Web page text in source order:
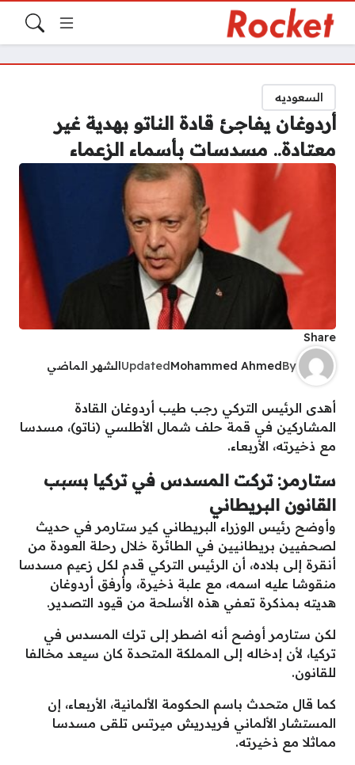
السعوديه
أردوغان يفاجئ قادة الناتو بهدية غير
معتادة.. مسدسات بأسماء الزعماء
Share
By
Mohammed Ahmed
Updatedالشهر الماضي
أهدى الرئيس التركي رجب طيب أردوغان القادة
المشاركين في قمة حلف شمال الأطلسي (ناتو)، مسدسا
مع ذخيرته، الأربعاء.
ستارمر: تركت المسدس في تركيا بسبب
القانون البريطاني
وأوضح رئيس الوزراء البريطاني كير ستارمر في حديث
لصحفيين بريطانيين في الطائرة خلال رحلة العودة من
أنقرة إلى بلاده، أن الرئيس التركي قدم لكل زعيم مسدسا
منقوشا عليه اسمه، مع علبة ذخيرة، وأرفق أردوغان
هديته بمذكرة تعفي هذه الأسلحة من قيود التصدير.
لكن ستارمر أوضح أنه اضطر إلى ترك المسدس في
تركيا، لأن إدخاله إلى المملكة المتحدة كان سيعد مخالفا
للقانون.
كما قال متحدث باسم الحكومة الألمانية، الأربعاء، إن
المستشار الألماني فريدريش ميرتس تلقى مسدسا
مماثلا مع ذخيرته.